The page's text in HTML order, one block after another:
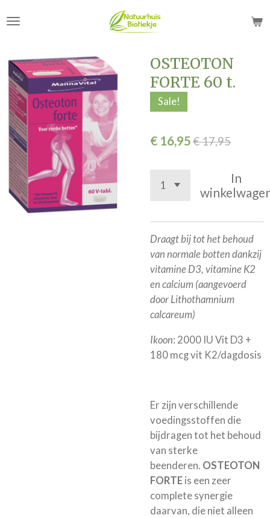
direct
de
hoofdinhoud
OSTEOTON
FORTE 60 t.
Sale!
€ 16,95€ 17,95
In
Draagt bij tot het behoud
van normale botten dankzij
vitamine D3, vitamine K2
en calcium (aangevoerd
door Lithothamnium
calcareum)
Ikoon: 2000 IU Vit D3 +
180 mcg vit K2/dagdosis
Er zijn verschillende
voedingsstoffen die
bijdragen tot het behoud
van sterke
beenderen. OSTEOTON
FORTE is een zeer
complete synergie
daarvan, die niet alleen